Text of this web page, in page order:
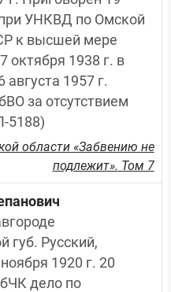
УНКВД по Омской
к высшей мере
октября 1938 г. в
1957 г.
за отсутствием
5188)
области «Забвению не
подлежит». Том 7
губ. Русский,
1920 г. 20
дело по